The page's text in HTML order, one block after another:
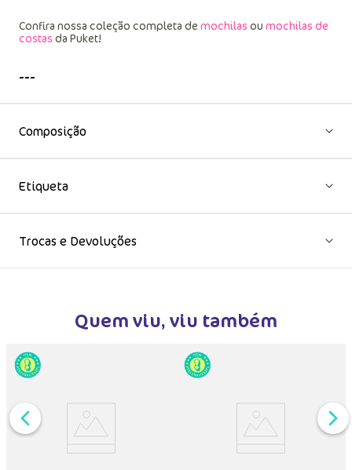
Confira nossa coleção completa de mochilas ou mochilas de
costas da Puket!
---
Composição
Etiqueta
Trocas e Devoluções
Quem viu, viu também